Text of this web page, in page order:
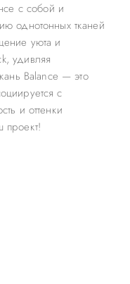
с собой и
однотонных тканей
уюта и
удивляя
Balance — это
с
и оттенки
проект!